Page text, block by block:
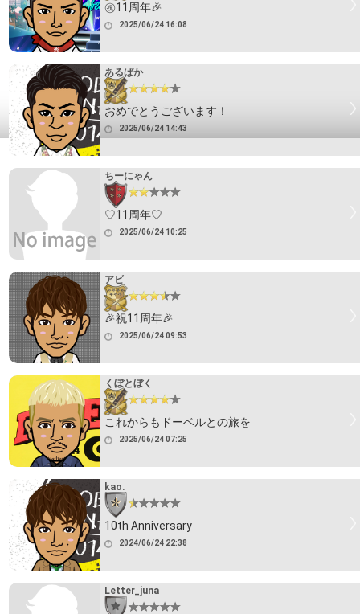
㊗️11周年🎉
2025/06/24 16:08
あるぱか
おめでとうございます！
2025/06/24 14:43
ちーにゃん
♡11周年♡
2025/06/24 10:25
アビ
🎉祝11周年🎉
2025/06/24 09:53
くぼとぼく
これからもドーベルとの旅を
2025/06/24 07:25
kao.
10th Anniversary
2024/06/24 22:38
Letter_juna